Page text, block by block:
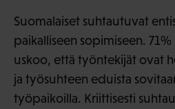
Suomalaiset suhtautuvat
paikalliseen sopimiseen.
uskoo, että työntekijät ovat
ja työsuhteen eduista
työpaikoilla. Kriittisesti